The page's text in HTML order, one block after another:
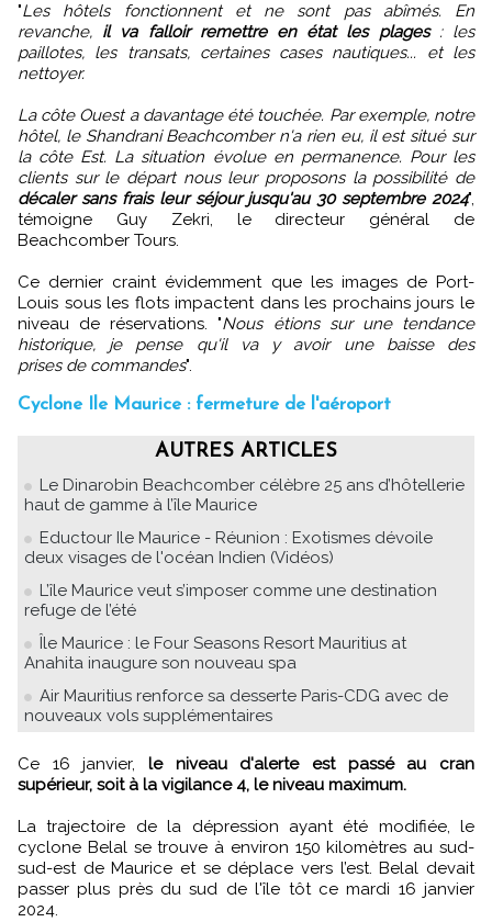
"Les hôtels fonctionnent et ne sont pas abîmés. En
revanche, il va falloir remettre en état les plages: les
paillotes, les transats, certaines cases nautiques... et les
nettoyer.
La côte Ouest a davantage été touchée. Par exemple, notre
hôtel, le Shandrani Beachcomber n'a rien eu, il est situé sur
la côte Est. La situation évolue en permanence. Pour les
clients sur le départ nous leur proposons la possibilité de
décaler sans frais leur séjour jusqu'au 30 septembre 2024",
témoigne Guy Zekri, le directeur général de
Beachcomber Tours.
Ce dernier craint évidemment que les images de Port-
Louis sous les flots impactent dans les prochains jours le
niveau de réservations. "Nous étions sur une tendance
historique, je pense qu'il va y avoir une baisse des
prises de commandes".
Cyclone Ile Maurice : fermeture de l'aéroport
AUTRES ARTICLES
Le Dinarobin Beachcomber célèbre 25 ans d’hôtellerie
haut de gamme à l’île Maurice
Eductour Ile Maurice - Réunion : Exotismes dévoile
deux visages de l'océan Indien (Vidéos)
L’île Maurice veut s’imposer comme une destination
refuge de l’été
Île Maurice : le Four Seasons Resort Mauritius at
Anahita inaugure son nouveau spa
Air Mauritius renforce sa desserte Paris-CDG avec de
nouveaux vols supplémentaires
Ce 16 janvier, le niveau d'alerte est passé au cran
supérieur, soit à la vigilance 4, le niveau maximum.
La trajectoire de la dépression ayant été modifiée, le
cyclone Belal se trouve à environ 150 kilomètres au sud-
sud-est de Maurice et se déplace vers l’est. Belal devait
passer plus près du sud de l'île tôt ce mardi 16 janvier
2024.